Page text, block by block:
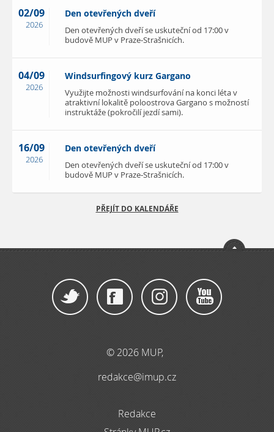
02/09
2026
Den otevřených dveří
Den otevřených dveří se uskuteční od 17:00 v
budově MUP v Praze-Strašnicích.
04/09
2026
Windsurfingový kurz Gargano
Využijte možnosti windsurfování na konci léta v
atraktivní lokalitě poloostrova Gargano s možností
instruktáže (pokročilí jezdí sami).
16/09
2026
Den otevřených dveří
Den otevřených dveří se uskuteční od 17:00 v
budově MUP v Praze-Strašnicích.
PŘEJÍT DO KALENDÁŘE
© 2026 MUP,
redakce@imup.cz
Redakce